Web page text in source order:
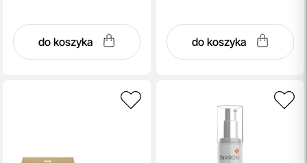
do koszyka do koszyka